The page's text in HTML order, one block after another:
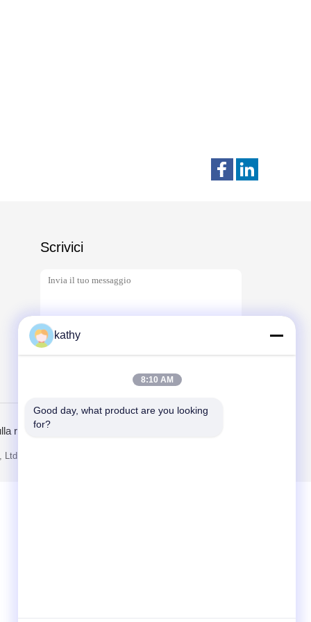
Scrivici
riservatezza
All Rights Reserved.
kathy
8:10 AM
Good day, what product are you looking
for?